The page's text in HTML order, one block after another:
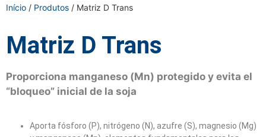
Início / Produtos / Matriz D Trans
Matriz D Trans
Proporciona manganeso (Mn) protegido y evita el
“bloqueo” inicial de la soja
Aporta fósforo (P), nitrógeno (N), azufre (S), magnesio (Mg)